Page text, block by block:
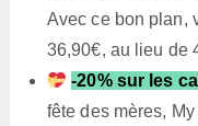
Avec ce bon plan,
36,90€, au lieu de
-20% sur les
fête des mères,